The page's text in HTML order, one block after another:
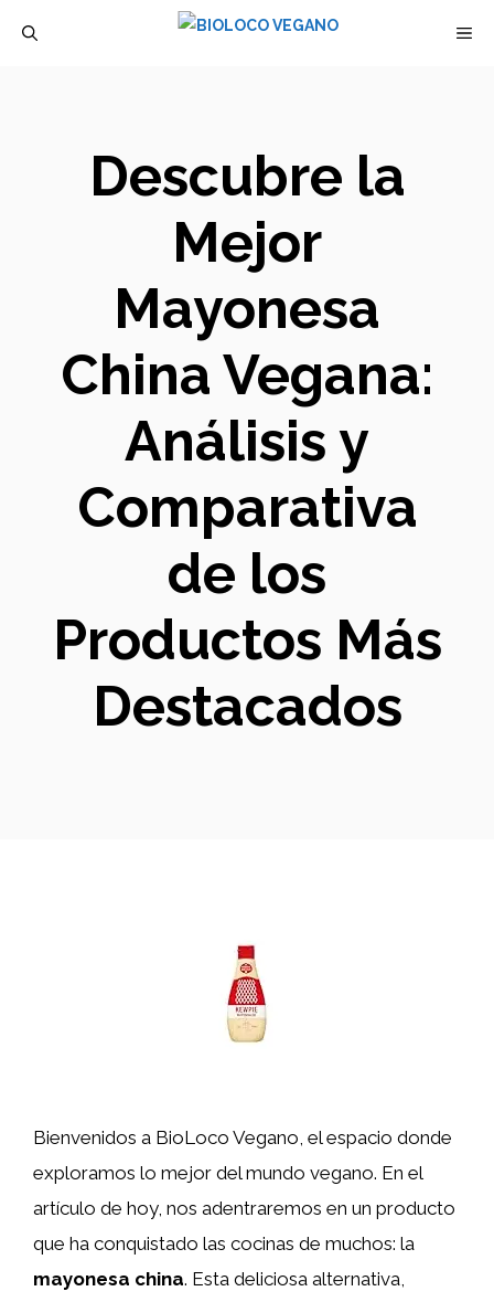
Descubre la
Mejor
Mayonesa
China Vegana:
Análisis y
Comparativa
de los
Productos Más
Destacados
Bienvenidos a BioLoco Vegano, el espacio donde
exploramos lo mejor del mundo vegano. En el
artículo de hoy, nos adentraremos en un producto
que ha conquistado las cocinas de muchos: la
mayonesa china. Esta deliciosa alternativa,